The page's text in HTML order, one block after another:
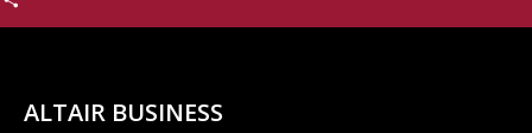
Share
ALTAIR BUSINESS